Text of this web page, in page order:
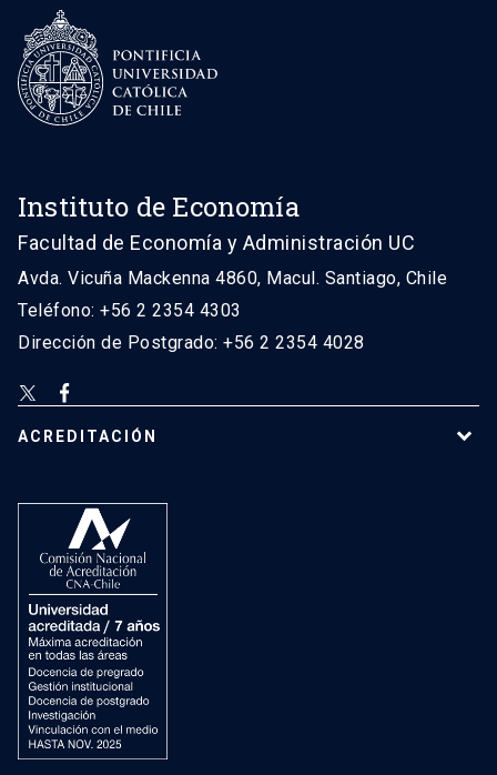
Instituto de Economía
Facultad de Economía y Administración UC
Avda. Vicuña Mackenna 4860, Macul. Santiago, Chile
Teléfono: +56 2 2354 4303
Dirección de Postgrado: +56 2 2354 4028
ACREDITACIÓN